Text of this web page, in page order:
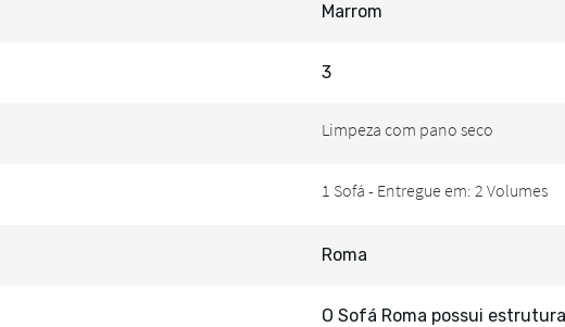
Marrom
3
Roma
O Sofá Roma possui